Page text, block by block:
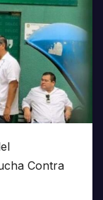
Contra